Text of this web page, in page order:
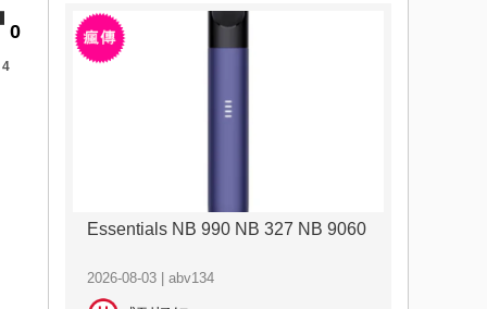
0
4
Essentials NB 990 NB 327 NB 9060
2026-08-03 | abv134